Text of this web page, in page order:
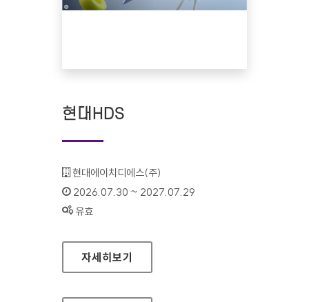
현대HDS
기관명 :
현대에이치디에스(주)
인증기간 :
2026.07.30 ~ 2027.07.29
상태 :
유효
현대HDS
자세히보기